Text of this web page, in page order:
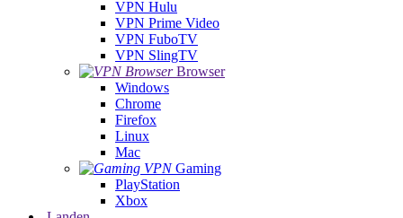
VPN Hulu
VPN Prime Video
VPN FuboTV
VPN SlingTV
Browser
Windows
Chrome
Firefox
Linux
Mac
Gaming
PlayStation
Xbox